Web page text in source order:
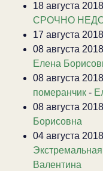
18 августа
СРОЧНО
17 августа
08 августа
Елена
08 августа
померанчик -
08 августа
Борисовна
04 августа
Валентина